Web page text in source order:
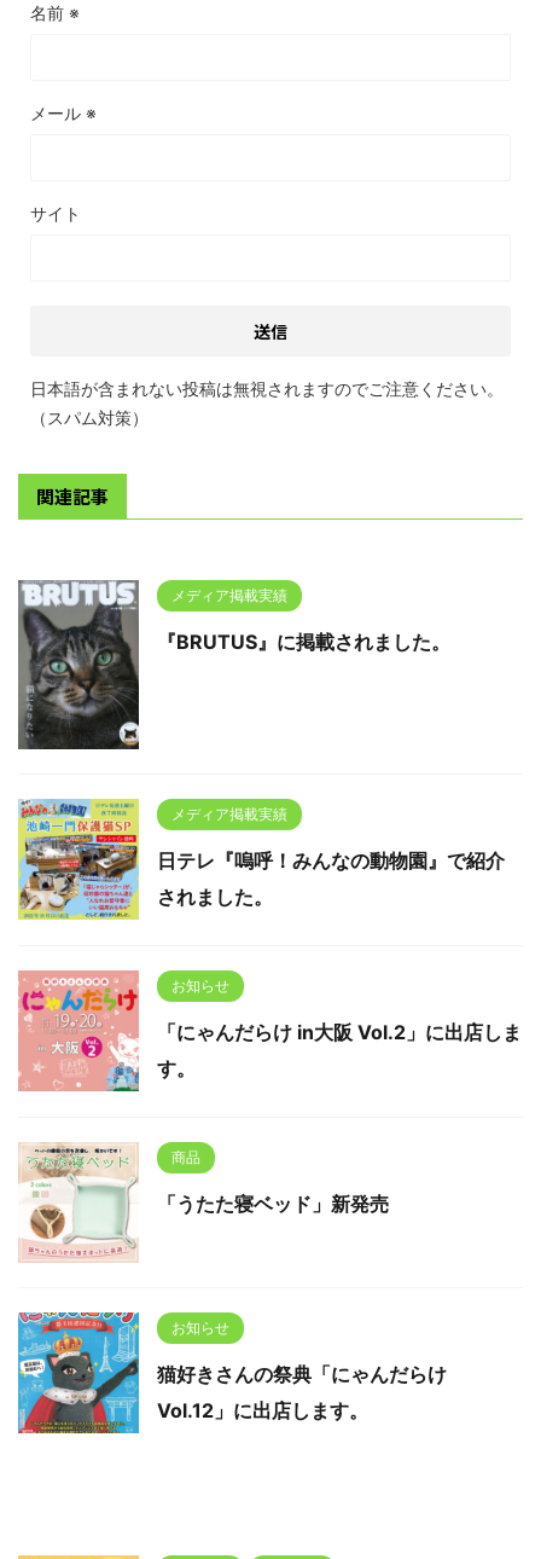
名前 ※
メール ※
サイト
日本語が含まれない投稿は無視されますのでご注意ください。
（スパム対策）
関連記事
メディア掲載実績
『BRUTUS』に掲載されました。
メディア掲載実績
日テレ『嗚呼！みんなの動物園』で紹介
されました。
お知らせ
「にゃんだらけ in大阪 Vol.2」に出店しま
す。
商品
「うたた寝ベッド」新発売
お知らせ
猫好きさんの祭典「にゃんだらけ
Vol.12」に出店します。